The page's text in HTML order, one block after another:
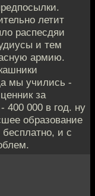
летит
распесдяи
и тем
армию.
мы учились -
за
400 000 в год. ну
образование
и с